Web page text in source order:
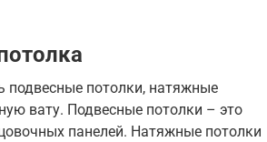
потолки, натяжные
вату. Подвесные потолки – это
панелей. Натяжные потолки